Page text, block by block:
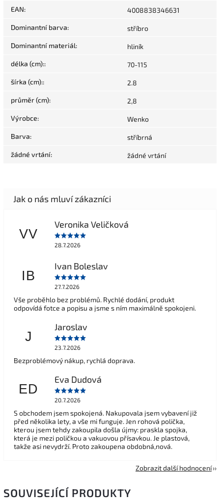
EAN: 4008838346631
Dominantní barva: stříbro
Dominantní materiál: hliník
délka (cm):: 70-115
šírka (cm):: 2.8
průměr (cm): 2,8
Výrobce: Wenko
Barva: stříbrná
žádné vrtání: žádné vrtání
VV
Veronika Veličková
28.7.2026
IB
Ivan Boleslav
27.7.2026
Vše proběhlo bez problémů. Rychlé dodání, produkt
odpovídá fotce a popisu a jsme s ním maximálně spokojeni.
J
Jaroslav
23.7.2026
Bezproblémový nákup, rychlá doprava.
ED
Eva Dudová
20.7.2026
S obchodem jsem spokojená. Nakupovala jsem vybavení již
před několika lety, a vše mi funguje. Jen rohová polička,
kterou jsem tehdy zakoupila došla újmy: praskla spojka,
která je mezi poličkou a vakuovou přísavkou. Je plastová,
takže asi nevydrží. Proto zakoupena obdobná,nová.
Zobrazit další hodnocení
SOUVISEJÍCÍ PRODUKTY